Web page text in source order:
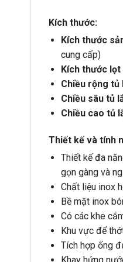
Kích thước:
Kích thước
cung cấp)
Kích thước lọt
Chiều rộng tủ
Chiều sâu tủ
Chiều cao tủ
Thiết kế và tính
Thiết kế đa
gọn gàng và
Chất liệu inox
Bề mặt inox
Có các khe
Khu vực để
Tích hợp ống